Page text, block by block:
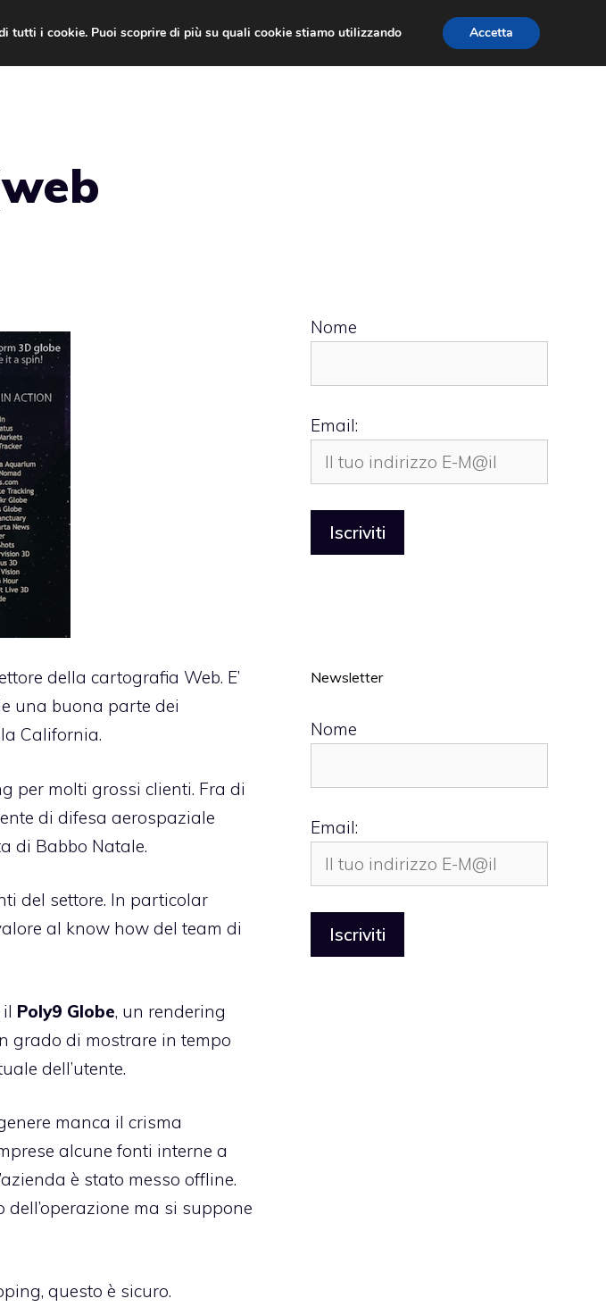
della cartografia Web. E’
una buona parte dei
California.
per molti grossi clienti. Fra di
di difesa aerospaziale
di Babbo Natale.
del settore. In particolar
al know how del team di
Poly9 Globe, un rendering
grado di mostrare in tempo
dell’utente.
manca il crisma
alcune fonti interne a
è stato messo offline.
ma si suppone
questo è sicuro.
Nome
Email:
Newsletter
Nome
Email:
tutti i cookie. Puoi scoprire di più su quali cookie stiamo utilizzando
Accetta